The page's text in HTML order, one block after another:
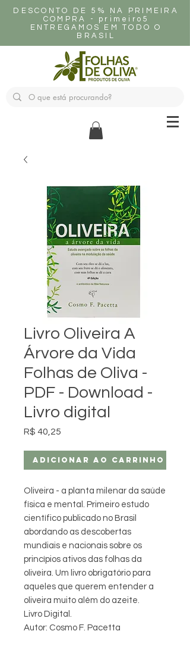
DESCONTO DE 5% NA PRIMEIRA
COMPRA - primeiro5
ENTREGAMOS EM TODO O
BRASIL
Livro Oliveira A
Árvore da Vida
Folhas de Oliva -
PDF - Download -
Livro digital
R$ 40,25
Adicionar ao carrinho
Oliveira - a planta milenar da saúde
física e mental. Primeiro estudo
científico publicado no Brasil
abordando as descobertas
mundiais e nacionais sobre os
princípios ativos das folhas da
oliveira. Um livro obrigatório para
aqueles que querem entender a
oliveira muito além do azeite.
Livro Digital.
Autor: Cosmo F. Pacetta